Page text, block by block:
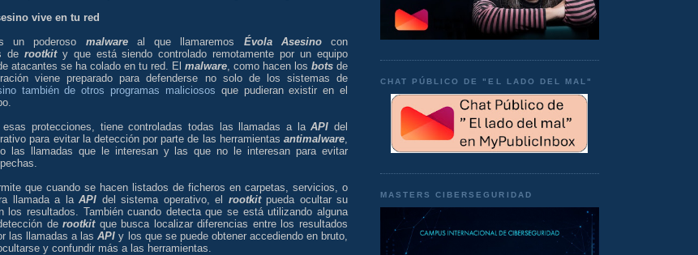
vive en tu red
un poderoso malwareal que llamaremos Évola Asesinocon
de rootkity que está siendo controlado remotamente por un equipo
atacantes se ha colado en tu red. El malware , como hacen los bots de
viene preparado para defenderse no solo de los sistemas de
también de otros programas maliciosos que pudieran existir en el
esas protecciones, tiene controladas todas las llamadas a laAPI del
para evitar la detección por parte de las herramientas antimalware
las llamadas que le interesan y las que no le interesan para evitar
que cuando se hacen listados de ficheros en carpetas, servicios, o
llamada a laAPI del sistema operativo, el rootkitpueda ocultar su
los resultados. También cuando detecta que se está utilizando alguna
derootkitque busca localizar diferencias entre los resultados
las llamadas a lasAPI y los que se puede obtener accediendo en bruto,
y confundir más a las herramientas.
CHAT PÚBLICO DE "EL LADO DEL MAL"
MASTERS CIBERSEGURIDAD